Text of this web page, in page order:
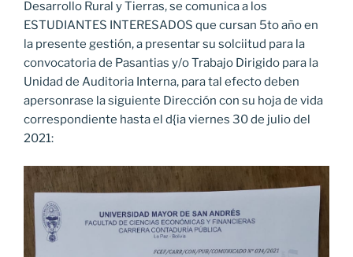
Desarrollo Rural y Tierras, se comunica a los
ESTUDIANTES INTERESADOS que cursan 5to año en
la presente gestión, a presentar su solciitud para la
convocatoria de Pasantias y/o Trabajo Dirigido para la
Unidad de Auditoria Interna, para tal efecto deben
apersonrase la siguiente Dirección con su hoja de vida
correspondiente hasta el d{ia viernes 30 de julio del
2021: